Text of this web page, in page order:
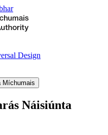
Design
Míchumais
Náisiúnta